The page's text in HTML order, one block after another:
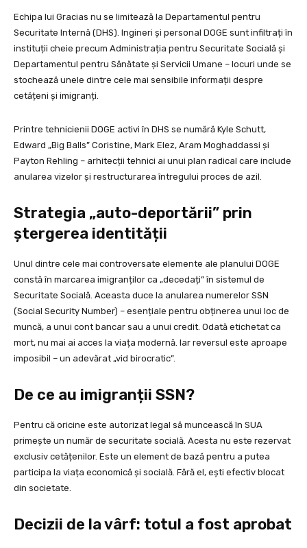
Echipa lui Gracias nu se limitează la Departamentul pentru
Securitate Internă (DHS). Ingineri și personal DOGE sunt infiltrați în
instituții cheie precum Administrația pentru Securitate Socială și
Departamentul pentru Sănătate și Servicii Umane – locuri unde se
stochează unele dintre cele mai sensibile informații despre
cetățeni și imigranți.
Printre tehnicienii DOGE activi în DHS se numără Kyle Schutt,
Edward „Big Balls” Coristine, Mark Elez, Aram Moghaddassi și
Payton Rehling – arhitecții tehnici ai unui plan radical care include
anularea vizelor și restructurarea întregului proces de azil.
Strategia „auto-deportării” prin
ștergerea identității
Unul dintre cele mai controversate elemente ale planului DOGE
constă în marcarea imigranților ca „decedați” în sistemul de
Securitate Socială. Aceasta duce la anularea numerelor SSN
(Social Security Number) – esențiale pentru obținerea unui loc de
muncă, a unui cont bancar sau a unui credit. Odată etichetat ca
mort, nu mai ai acces la viața modernă. Iar reversul este aproape
imposibil – un adevărat „vid birocratic”.
De ce au imigranții SSN?
Pentru că oricine este autorizat legal să muncească în SUA
primește un număr de securitate socială. Acesta nu este rezervat
exclusiv cetățenilor. Este un element de bază pentru a putea
participa la viața economică și socială. Fără el, ești efectiv blocat
din societate.
Decizii de la vârf: totul a fost aprobat